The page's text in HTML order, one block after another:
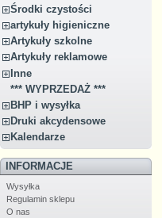
Środki czystości
artykuły higieniczne
Artykuły szkolne
Artykuły reklamowe
Inne
*** WYPRZEDAŻ ***
BHP i wysyłka
Druki akcydensowe
Kalendarze
INFORMACJE
Wysyłka
Regulamin sklepu
O nas